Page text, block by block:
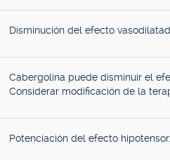
Disminución del efecto
Cabergolina puede disminuir el
Considerar modificación de la
Potenciación del efecto hipotensor.